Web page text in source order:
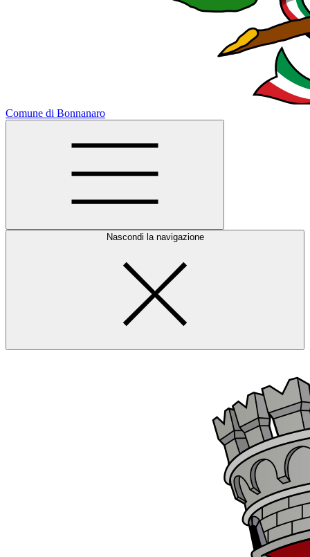
Comune di Bonnanaro
Nascondi la navigazione